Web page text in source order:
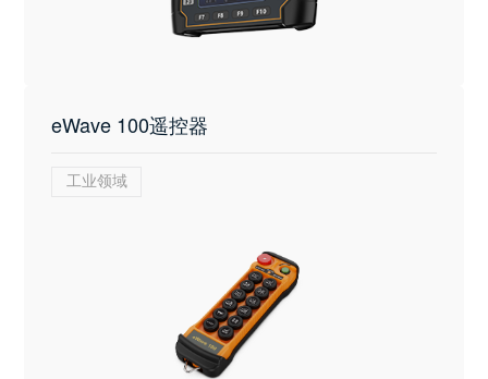
eWave 100遥控器
工业领域